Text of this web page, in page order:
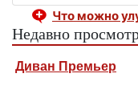
Что можно
Недавно
Диван Премьер